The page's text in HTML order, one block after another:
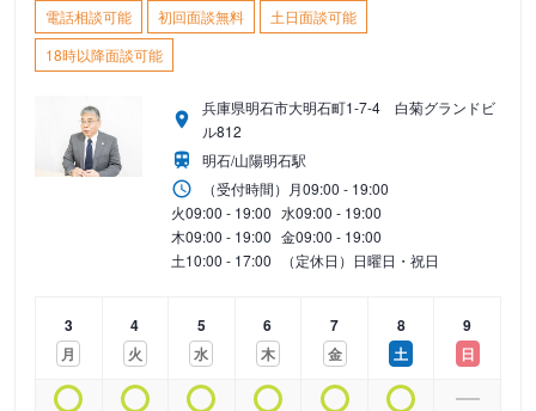
電話相談可能 初回面談無料
土日面談可能
18時以降面談可能
兵庫県明石市大明石町1-7-4 白菊グランドビ
ル812
明石/山陽明石駅
（受付時間） 月09:00 - 19:00
火09:00 - 19:00 水09:00 - 19:00
木09:00 - 19:00 金09:00 - 19:00
土10:00 - 17:00 （定休日）日曜日・祝日
3
月
4
火
5
水
6
木
7
金
8
土
9
日